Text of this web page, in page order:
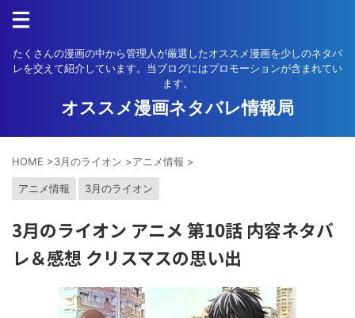
たくさんの漫画の中から管理人が厳選したオススメ漫画を少しのネタバ
レを交えて紹介しています。当ブログにはプロモーションが含まれてい
ます。
オススメ漫画ネタバレ情報局
HOME >3月のライオン >アニメ情報 >
アニメ情報 3月のライオン
3月のライオン アニメ 第10話 内容ネタバ
レ＆感想 クリスマスの思い出